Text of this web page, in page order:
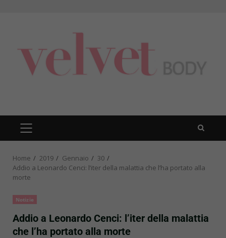
PRIMARY
MENU
Home 2019 Gennaio
30
Addio a Leonardo Cenci: l’iter della malattia che l’ha portato alla
morte
Notizie
Addio a Leonardo Cenci: l’iter della malattia
che l’ha portato alla morte